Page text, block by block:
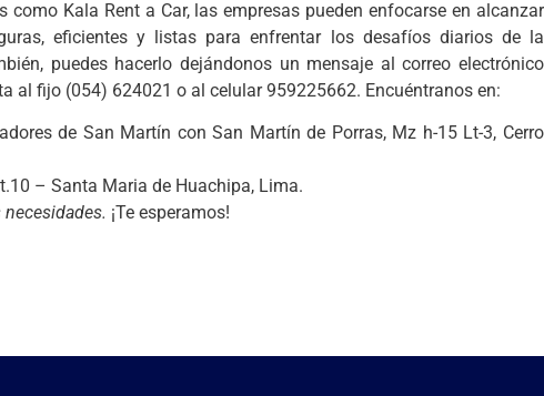
Kala Rent a Car, las empresas pueden enfocarse en alcanzar
eficientes y listas para enfrentar los desafíos diarios de la
puedes hacerlo dejándonos un mensaje al correo electrónico
al fijo (054) 624021 o al celular 959225662. Encuéntranos en:
de San Martín con San Martín de Porras, Mz h-15 Lt-3, Cerro
– Santa Maria de Huachipa, Lima.
¡Te esperamos!